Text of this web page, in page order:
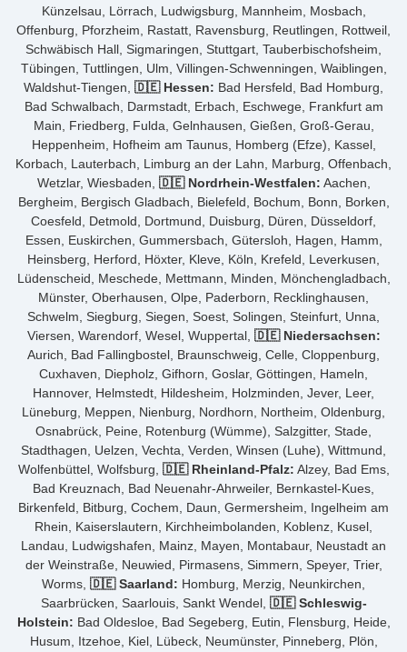
Künzelsau, Lörrach, Ludwigsburg, Mannheim, Mosbach,
Offenburg, Pforzheim, Rastatt, Ravensburg, Reutlingen, Rottweil,
Schwäbisch Hall, Sigmaringen, Stuttgart, Tauberbischofsheim,
Tübingen, Tuttlingen, Ulm, Villingen-Schwenningen, Waiblingen,
Waldshut-Tiengen, 🇩🇪 Hessen: Bad Hersfeld, Bad Homburg,
Bad Schwalbach, Darmstadt, Erbach, Eschwege, Frankfurt am
Main, Friedberg, Fulda, Gelnhausen, Gießen, Groß-Gerau,
Heppenheim, Hofheim am Taunus, Homberg (Efze), Kassel,
Korbach, Lauterbach, Limburg an der Lahn, Marburg, Offenbach,
Wetzlar, Wiesbaden, 🇩🇪 Nordrhein-Westfalen: Aachen,
Bergheim, Bergisch Gladbach, Bielefeld, Bochum, Bonn, Borken,
Coesfeld, Detmold, Dortmund, Duisburg, Düren, Düsseldorf,
Essen, Euskirchen, Gummersbach, Gütersloh, Hagen, Hamm,
Heinsberg, Herford, Höxter, Kleve, Köln, Krefeld, Leverkusen,
Lüdenscheid, Meschede, Mettmann, Minden, Mönchengladbach,
Münster, Oberhausen, Olpe, Paderborn, Recklinghausen,
Schwelm, Siegburg, Siegen, Soest, Solingen, Steinfurt, Unna,
Viersen, Warendorf, Wesel, Wuppertal, 🇩🇪 Niedersachsen:
Aurich, Bad Fallingbostel, Braunschweig, Celle, Cloppenburg,
Cuxhaven, Diepholz, Gifhorn, Goslar, Göttingen, Hameln,
Hannover, Helmstedt, Hildesheim, Holzminden, Jever, Leer,
Lüneburg, Meppen, Nienburg, Nordhorn, Northeim, Oldenburg,
Osnabrück, Peine, Rotenburg (Wümme), Salzgitter, Stade,
Stadthagen, Uelzen, Vechta, Verden, Winsen (Luhe), Wittmund,
Wolfenbüttel, Wolfsburg, 🇩🇪 Rheinland-Pfalz: Alzey, Bad Ems,
Bad Kreuznach, Bad Neuenahr-Ahrweiler, Bernkastel-Kues,
Birkenfeld, Bitburg, Cochem, Daun, Germersheim, Ingelheim am
Rhein, Kaiserslautern, Kirchheimbolanden, Koblenz, Kusel,
Landau, Ludwigshafen, Mainz, Mayen, Montabaur, Neustadt an
der Weinstraße, Neuwied, Pirmasens, Simmern, Speyer, Trier,
Worms, 🇩🇪 Saarland: Homburg, Merzig, Neunkirchen,
Saarbrücken, Saarlouis, Sankt Wendel, 🇩🇪 Schleswig-
Holstein: Bad Oldesloe, Bad Segeberg, Eutin, Flensburg, Heide,
Husum, Itzehoe, Kiel, Lübeck, Neumünster, Pinneberg, Plön,